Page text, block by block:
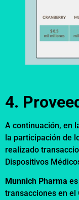
4.
A continuación, en
la participación de
realizado
Dispositivos
Munnich Pharma
transacciones en el